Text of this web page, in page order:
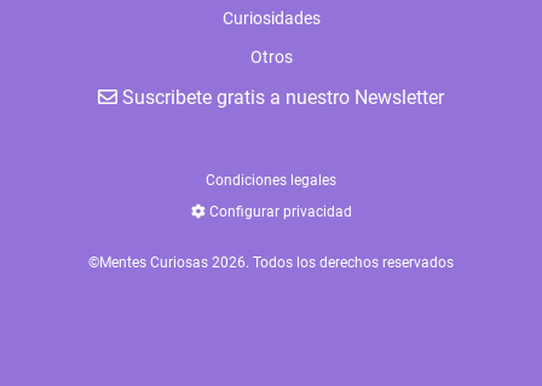
Curiosidades
Otros
Suscribete gratis a nuestro Newsletter
Condiciones legales
Configurar privacidad
©Mentes Curiosas 2026. Todos los derechos reservados